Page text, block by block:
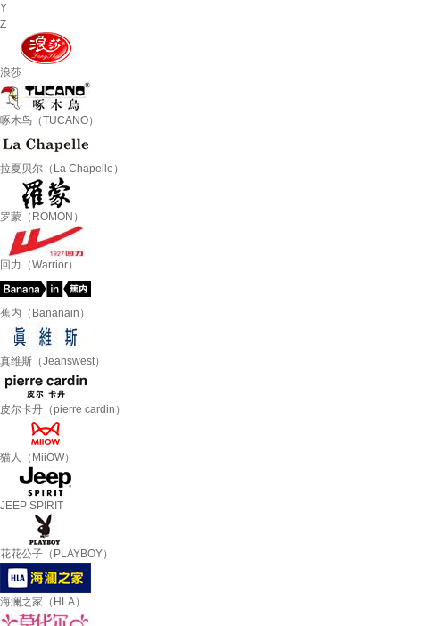
Y
Z
浪莎
啄木鸟（TUCANO）
拉夏贝尔（La Chapelle）
罗蒙（ROMON）
回力（Warrior）
蕉内（Bananain）
真维斯（Jeanswest）
皮尔卡丹（pierre cardin）
猫人（MiiOW）
JEEP SPIRIT
花花公子（PLAYBOY）
海澜之家（HLA）